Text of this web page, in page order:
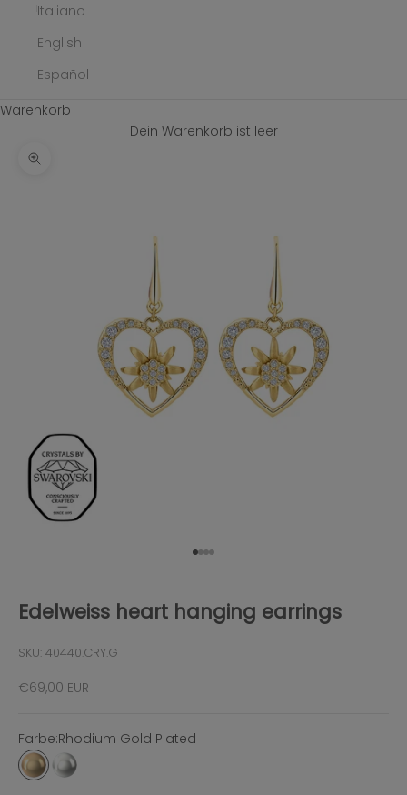
Italiano
English
Español
Warenkorb
Dein Warenkorb ist leer
Bild vergrößern
Gehe zu Element 1
Gehe zu Element 2
Gehe zu Element 3
Gehe zu Element 4
Edelweiss heart hanging earrings
SKU: 40440.CRY.G
Angebot
€69,00 EUR
Farbe:Rhodium Gold Plated
Rhodium Gold Plated
Rhodium